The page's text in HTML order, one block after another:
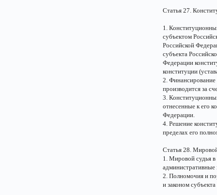
Статья 27.
1.
субъектом
Российской
субъекта
Федерации
конституции
2. Финансирование
производится за
3.
отнесенные к его
Федерации.
4. Решение
пределах его
Статья 28.
1. Мировой судья в
административные
2. Полномочия и
и законом